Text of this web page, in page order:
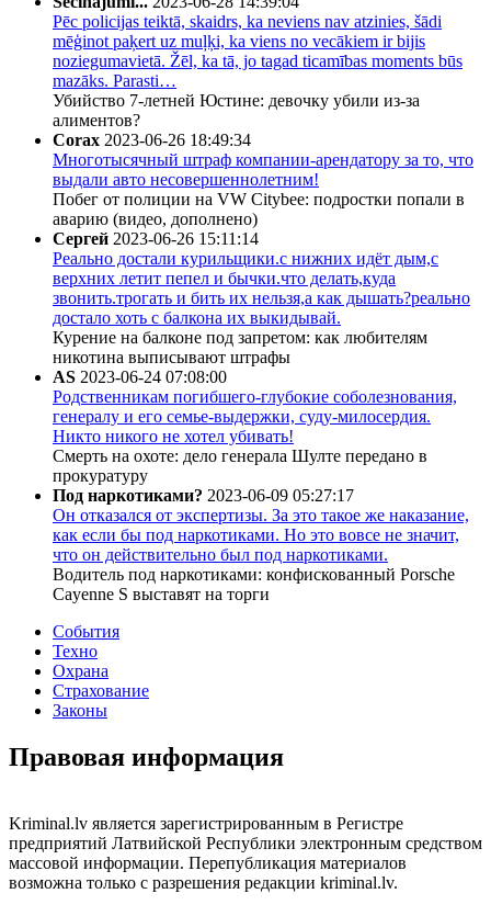
Pēc policijas teiktā, skaidrs, ka neviens nav atzinies, šādi
mēģinot paķert uz muļķi, ka viens no vecākiem ir bijis
noziegumavietā. Žēl, ka tā, jo tagad ticamības moments būs
mazāks. Parasti…
Убийство 7-летней Юстине: девочку убили из-за
алиментов?
Corax 2023-06-26 18:49:34
Многотысячный штраф компании-арендатору за то, что
выдали авто несовершеннолетним!
Побег от полиции на VW Citybee: подростки попали в
аварию (видео, дополнено)
Сергей 2023-06-26 15:11:14
Реально достали курильщики.с нижних идёт дым,с
верхних летит пепел и бычки.что делать,куда
звонить.трогать и бить их нельзя,а как дышать?реально
достало хоть с балкона их выкидывай.
Курение на балконе под запретом: как любителям
никотина выписывают штрафы
AS 2023-06-24 07:08:00
Родственникам погибшего-глубокие соболезнования,
генералу и его семье-выдержки, суду-милосердия.
Никто никого не хотел убивать!
Смерть на охоте: дело генерала Шулте передано в
прокуратуру
Под наркотиками? 2023-06-09 05:27:17
Он отказался от экспертизы. За это такое же наказание,
как если бы под наркотиками. Но это вовсе не значит,
что он действительно был под наркотиками.
Водитель под наркотиками: конфискованный Porsche
Cayenne S выставят на торги
События
Техно
Охрана
Страхование
Законы
Правовая информация
Kriminal.lv является зарегистрированным в Регистре
предприятий Латвийской Республики электронным средством
массовой информации. Перепубликация материалов
возможна только с разрешения редакции kriminal.lv.